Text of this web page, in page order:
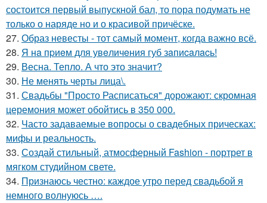
состоится первый выпускной бал, то пора подумать не
только о наряде но и о красивой причёске.
27. Образ невесты - тот самый момент, когда важно всё.
28. Я нa пpиeм для увeличeния губ зaпиcaлacь!
29. Весна. Тепло. А что это значит?
30. Не менять черты лица\.
31. Свадьбы "Просто Расписаться" дорожают: скромная
церемония может обойтись в 350 000.
32. Часто задаваемые вопросы о свадебных прическах:
мифы и реальность.
33. Создай стильный, атмосферный Fashion - портрет в
мягком студийном свете.
34. Признаюсь честно: каждое утро перед свадьбой я
немного волнуюсь ….